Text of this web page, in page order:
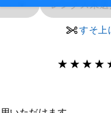
レングス未
すそ上